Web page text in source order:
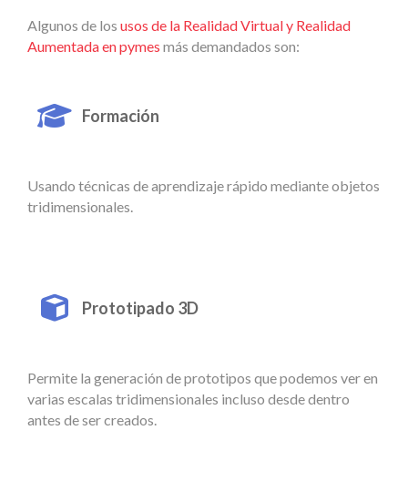
Algunos de los usos de la Realidad Virtual y Realidad
Aumentada en pymes más demandados son:
Formación
Usando técnicas de aprendizaje rápido mediante objetos
tridimensionales.
Prototipado 3D
Permite la generación de prototipos que podemos ver en
varias escalas tridimensionales incluso desde dentro
antes de ser creados.